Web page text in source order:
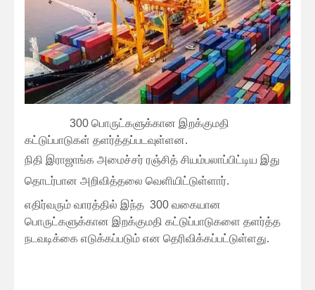
300 பொருட்களுக்கான இறக்குமதி
கட்டுப்பாடுகள் தளர்த்தப்படவுள்ளன.
நிதி இராஜாங்க அமைச்சர் ரஞ்சித் சியம்பலாப்பிட்டிய இது
தொடர்பான அறிவித்தலை வெளியிட்டுள்ளார்.
எதிர்வரும் வாரத்தில் இந்த 300 வகையான
பொருட்களுக்கான இறக்குமதி கட்டுப்பாடுகளை தளர்த்த
நடவடிக்கை எடுக்கப்படும் என தெரிவிக்கப்பட்டுள்ளது.